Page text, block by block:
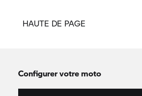
HAUTE DE PAGE
Configurer votre moto